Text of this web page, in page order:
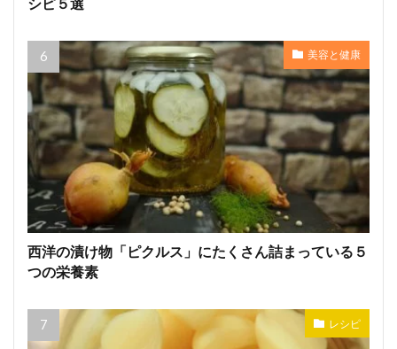
シピ５選
美容と健康
西洋の漬け物「ピクルス」にたくさん詰まっている５
つの栄養素
レシピ